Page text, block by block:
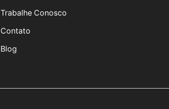
Trabalhe Conosco
Contato
Blog